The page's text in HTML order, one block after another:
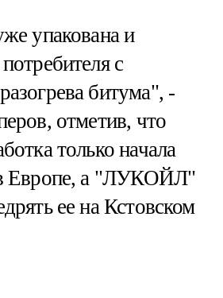
упакована и
с
битума", -
отметив, что
только начала
в Европе, а "ЛУКОЙЛ"
ее на Кстовском